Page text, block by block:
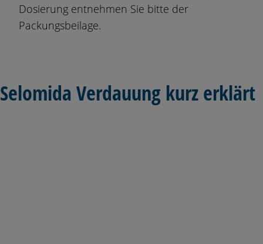
Dosierung entnehmen Sie bitte der
Packungsbeilage.
Selomida Verdauung kurz erklärt